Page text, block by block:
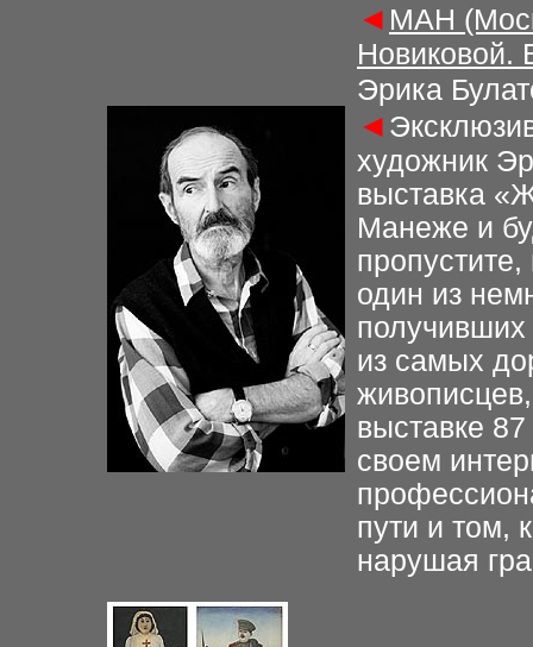
◄ МАН
Новиковой.
Эрика
◄
художник
выставка
Манеже и
один из
из самых
выставке
своем
пути и том,
нарушая